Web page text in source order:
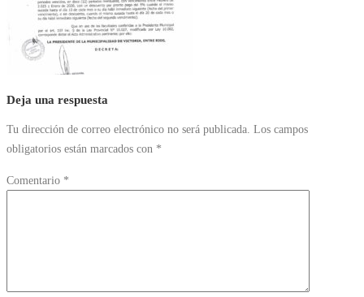
Deja una respuesta
Tu dirección de correo electrónico no será publicada. Los campos
obligatorios están marcados con *
Comentario *